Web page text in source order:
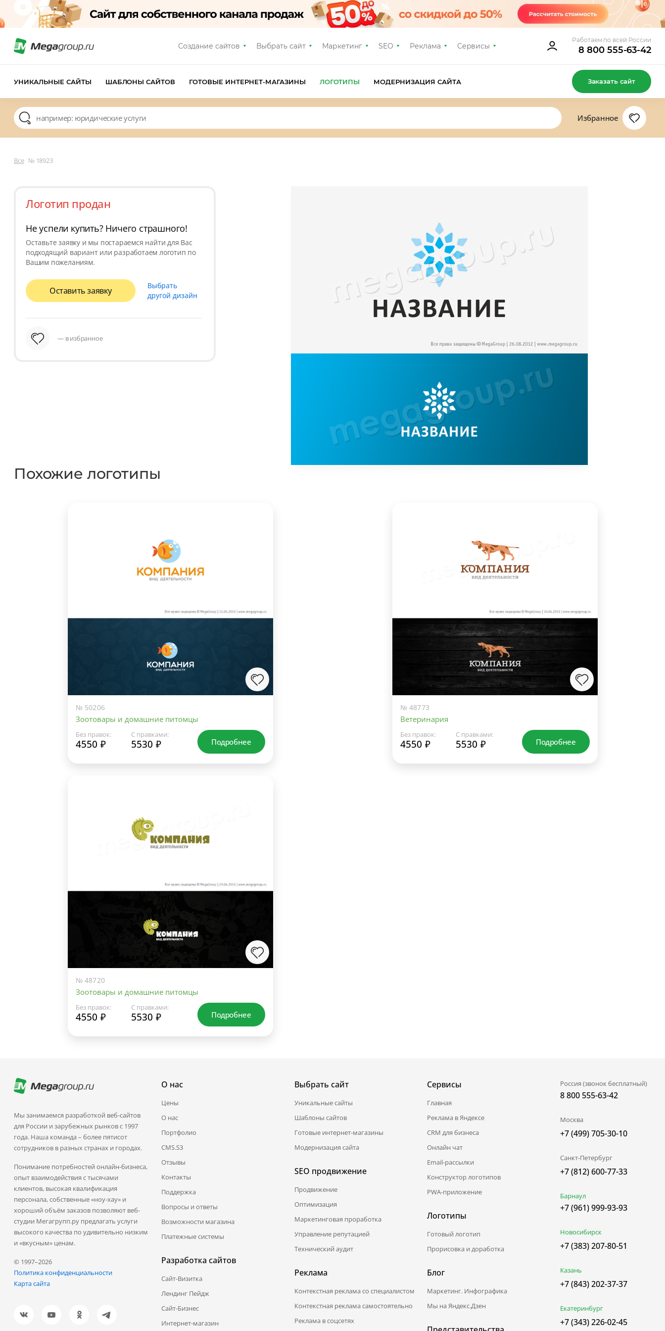
Создание сайтов Выбрать сайт Маркетинг SEO Реклама Сервисы
Работаем по всей России
8 800 555-63-42
УНИКАЛЬНЫЕ САЙТЫ ШАБЛОНЫ САЙТОВ ГОТОВЫЕ ИНТЕРНЕТ-МАГАЗИНЫ ЛОГОТИПЫ МОДЕРНИЗАЦИЯ САЙТА Заказать сайт
Избранное
Все № 18923
Логотип продан
Не успели купить? Ничего страшного!
Оставьте заявку и мы постараемся найти для Вас
подходящий вариант или разработаем логотип по
Вашим пожеланиям.
Оставить заявку
Выбрать
другой дизайн
— в избранное
Похожие логотипы
№ 50206
Зоотовары и домашние питомцы
Без правок:
4550 ₽
С правками:
5530 ₽ Подробнее
№ 48773
Ветеринария
Без правок:
4550 ₽
С правками:
5530 ₽ Подробнее
№ 48720
Зоотовары и домашние питомцы
Без правок:
4550 ₽
С правками:
5530 ₽ Подробнее
Мы занимаемся разработкой веб-сайтов
для России и зарубежных рынков с 1997
года. Наша команда – более пятисот
сотрудников в разных странах и городах.
Понимание потребностей онлайн-бизнеса,
опыт взаимодействия с тысячами
клиентов, высокая квалификация
персонала, собственные «ноу-хау» и
хороший объём заказов позволяют веб-
студии Мегагрупп.ру предлагать услуги
высокого качества по удивительно низким
и «вкусным» ценам.
© 1997–2026
Политика конфиденциальности
Карта сайта
О нас
Цены
О нас
Портфолио
CMS.S3
Отзывы
Контакты
Поддержка
Вопросы и ответы
Возможности магазина
Платежные системы
Разработка сайтов
Сайт-Визитка
Лендинг Пейдж
Сайт-Бизнес
Интернет-магазин
Выбрать сайт
Уникальные сайты
Шаблоны сайтов
Готовые интернет-магазины
Модернизация сайта
SEO продвижение
Продвижение
Оптимизация
Маркетинговая проработка
Управление репутацией
Технический аудит
Реклама
Контекстная реклама со специалистом
Контекстная реклама самостоятельно
Реклама в соцсетях
Сервисы
Главная
Реклама в Яндексе
CRM для бизнеса
Онлайн чат
Email-рассылки
Конструктор логотипов
PWA-приложение
Логотипы
Готовый логотип
Прорисовка и доработка
Блог
Маркетинг. Инфографика
Мы на Яндекс.Дзен
Россия (звонок бесплатный)
8 800 555-63-42
Москва
+7 (499) 705-30-10
Санкт-Петербург
+7 (812) 600-77-33
Барнаул
+7 (961) 999-93-93
Новосибирск
+7 (383) 207-80-51
Казань
+7 (843) 202-37-37
Екатеринбург
+7 (343) 226-02-45